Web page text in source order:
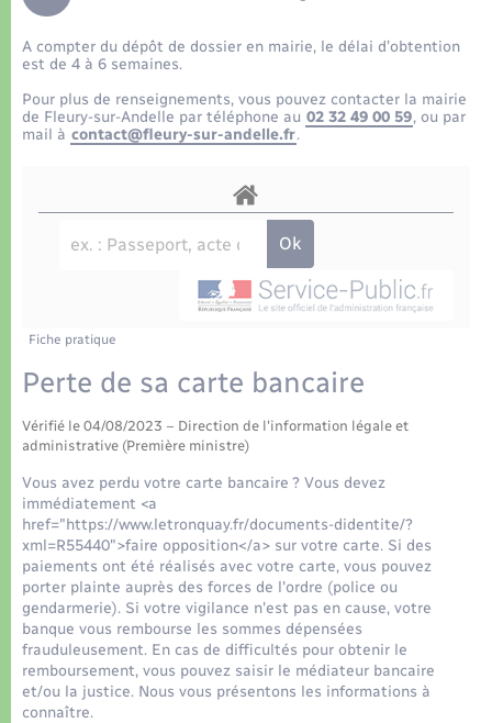
Eau - Assainissement
Transports
Transports scolaires
Logement - Urbanisme
Loisirs
Nouvel habitant
Numérique
Organisation d’événement
Sécurité - Prévention
Commerces - Entreprises - Emploi
Voirie et espace public
Travaux - Autorisation d’occupation de l’espace
public
Plan interactif
Présentation de la commune
La Communauté de communes
A compter du dépôt de dossier en mairie, le délai d’obtention
est de 4 à 6 semaines.
Pour plus de renseignements, vous pouvez contacter la mairie
de Fleury-sur-Andelle par téléphone au 02 32 49 00 59, ou par
mail à contact@fleury-sur-andelle.fr.
Fiche pratique
Perte de sa carte bancaire
Vérifié le 04/08/2023 – Direction de l'information légale et
administrative (Première ministre)
Vous avez perdu votre carte bancaire ? Vous devez
immédiatement <a
href="https://www.letronquay.fr/documents-didentite/?
xml=R55440">faire opposition</a> sur votre carte. Si des
paiements ont été réalisés avec votre carte, vous pouvez
porter plainte auprès des forces de l'ordre (police ou
gendarmerie). Si votre vigilance n'est pas en cause, votre
banque vous rembourse les sommes dépensées
frauduleusement. En cas de difficultés pour obtenir le
remboursement, vous pouvez saisir le médiateur bancaire
et/ou la justice. Nous vous présentons les informations à
connaître.